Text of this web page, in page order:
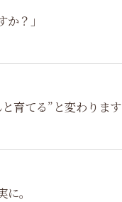
か？」
育てる”と変わります
。